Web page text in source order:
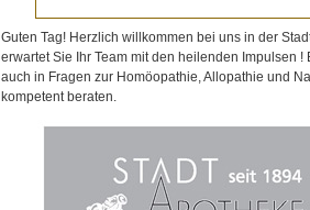
Guten Tag! Herzlich willkommen bei uns in der
erwartet Sie Ihr Team mit den heilenden Impulsen !
auch in Fragen zur Homöopathie, Allopathie und
kompetent beraten.